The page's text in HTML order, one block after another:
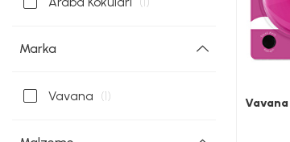
Marka
Vavana (1) Vavana